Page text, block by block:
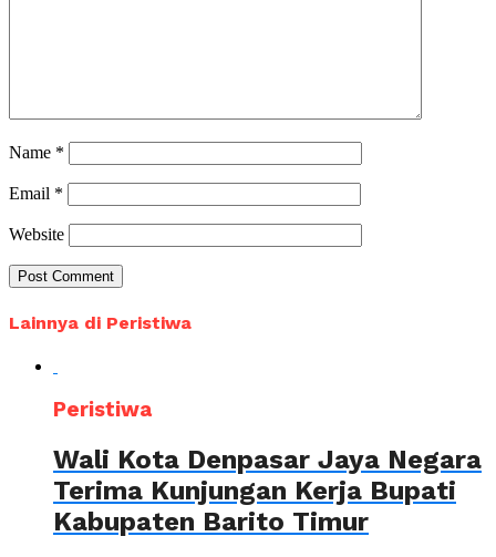
Name *
Email *
Website
Lainnya di Peristiwa
Peristiwa
Wali Kota Denpasar Jaya Negara
Terima Kunjungan Kerja Bupati
Kabupaten Barito Timur